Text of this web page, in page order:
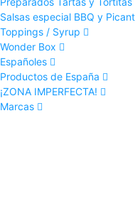
Salsas especial BBQ y
Toppings / Syrup
Wonder Box
Españoles
Productos de España
¡ZONA IMPERFECTA!
Marcas